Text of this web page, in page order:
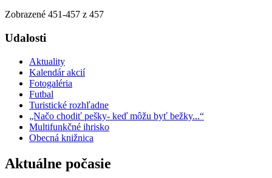
Zobrazené 451-457 z 457
Udalosti
Aktuality
Kalendár akcií
Fotogaléria
Futbal
Turistické rozhľadne
„Načo chodiť pešky- keď môžu byť bežky...“
Multifunkčné ihrisko
Obecná knižnica
Aktuálne počasie